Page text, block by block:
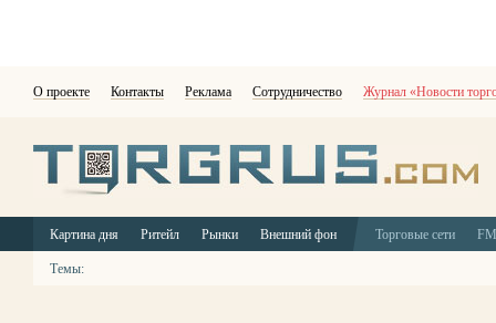
О проекте Контакты Реклама Сотрудничество Журнал «Новости
Картина дня Ритейл Рынки Внешний фон Торговые сети
Темы: